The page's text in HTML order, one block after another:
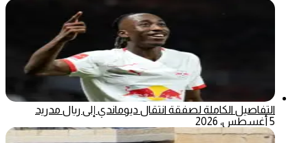
التفاصيل الكاملة لصفقة انتقال ديوماندي إلى ريال مدريد
5 أغسطس، 2026